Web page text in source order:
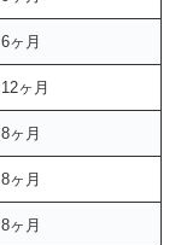
6ヶ月
12ヶ月
8ヶ月
8ヶ月
8ヶ月